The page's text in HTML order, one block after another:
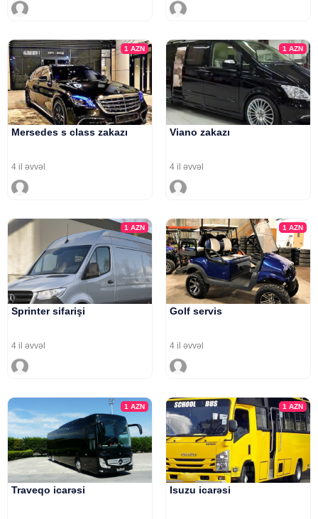
1AZN
Mersedes s class zakazı
4 il əvvəl
1 AZN
Viano zakazı
4 il əvvəl
1AZN
Sprinter sifarişi
4 il əvvəl
1 AZN
Golf servis
4 il əvvəl
1AZN
Traveqo icarəsi
1 AZN
Isuzu icarəsi